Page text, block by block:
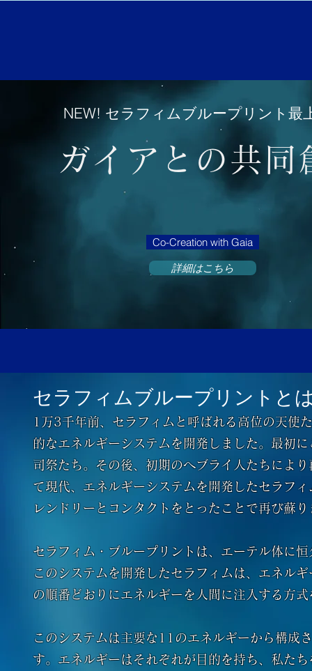
ガイアとの共同
NEW! セラフィムブループリント最
Co-Creation with Gaia
詳細はこちら
1万3千年前、セラフィムと呼ばれる高位の天使
的なエネルギーシステムを開発しました。最初
司祭たち。その後、初期のヘブライ人たちによ
て現代、エネルギーシステムを開発したセラフ
レンドリーとコンタクトをとったことで再び蘇り
セラフィム・ブループリントは、エーテル体に
このシステムを開発したセラフィムは、エネル
の順番どおりにエネルギーを人間に注入する方
このシステムは主要な11のエネルギーから構成
す。エネルギーはそれぞれが目的を持ち、私た
セラフィムブループリントと